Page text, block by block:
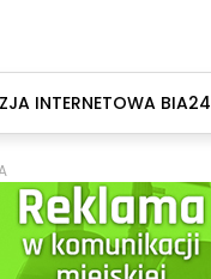
INTERNETOWA BIA24